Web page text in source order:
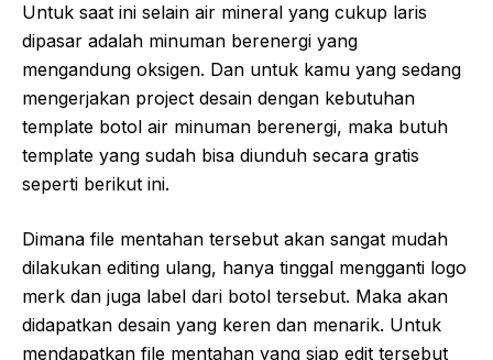
Untuk saat ini selain air mineral yang cukup laris
dipasar adalah minuman berenergi yang
mengandung oksigen. Dan untuk kamu yang sedang
mengerjakan project desain dengan kebutuhan
template botol air minuman berenergi, maka butuh
template yang sudah bisa diunduh secara gratis
seperti berikut ini.
Dimana file mentahan tersebut akan sangat mudah
dilakukan editing ulang, hanya tinggal mengganti logo
merk dan juga label dari botol tersebut. Maka akan
didapatkan desain yang keren dan menarik. Untuk
mendapatkan file mentahan yang siap edit tersebut